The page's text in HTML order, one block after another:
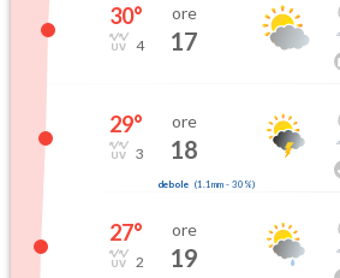
30°
4
ore
17
29°
3
ore
18
debole (1.1mm- 30 %)
27°
2
ore
19